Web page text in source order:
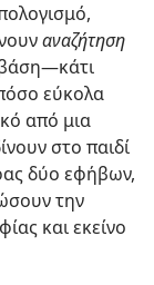
αναζήτηση
εύκολα
από μια
στο παιδί
δύο εφήβων,
την
και εκείνο